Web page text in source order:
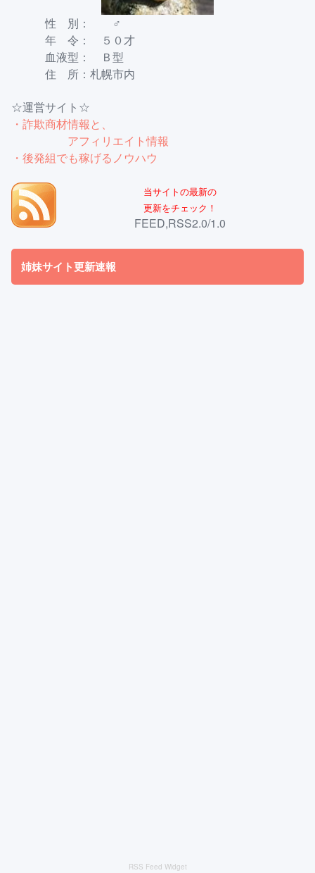
性 別： ♂
年 令： ５０才
血液型： Ｂ型
住 所：札幌市内
☆運営サイト☆
・詐欺商材情報と、
アフィリエイト情報
・後発組でも稼げるノウハウ
当サイトの最新の
更新をチェック！
FEED,RSS2.0/1.0
姉妹サイト更新速報
RSS Feed Widget